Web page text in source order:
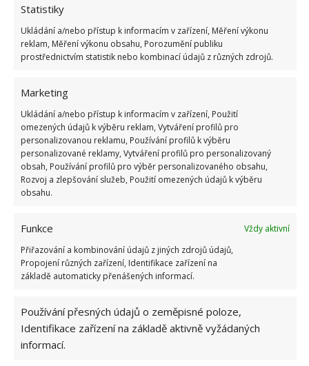
Statistiky
Ukládání a/nebo přístup k informacím v zařízení, Měření výkonu
reklam, Měření výkonu obsahu, Porozumění publiku
prostřednictvím statistik nebo kombinací údajů z různých zdrojů.
Marketing
Ukládání a/nebo přístup k informacím v zařízení, Použití
omezených údajů k výběru reklam, Vytváření profilů pro
personalizovanou reklamu, Používání profilů k výběru
personalizované reklamy, Vytváření profilů pro personalizovaný
obsah, Používání profilů pro výběr personalizovaného obsahu,
Rozvoj a zlepšování služeb, Použití omezených údajů k výběru
obsahu.
Funkce
Vždy aktivní
Přiřazování a kombinování údajů z jiných zdrojů údajů,
Propojení různých zařízení, Identifikace zařízení na
základě automaticky přenášených informací.
Používání přesných údajů o zeměpisné poloze,
Identifikace zařízení na základě aktivně vyžádaných
informací.
Bolest kloubů
Suchost pleti
Kašel
Jak klimatizaci správně používat?
V prvé řadě si vyberte kvalitu
Dobře ji nastavte – dle pokynů (rozdíl
maximálně 5 stupňů)
klíčový
V automobilu ji pouštějte v intervalech co 15
minut
I klimatizovaný prostor je potřeba pravidelně
větrat